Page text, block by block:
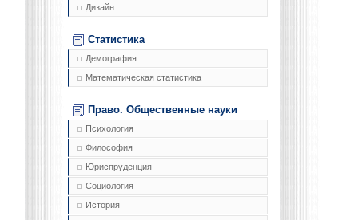
Дизайн
Статистика
Демография
Математическая статистика
Право. Общественные науки
Психология
Философия
Юриспруденция
Социология
История